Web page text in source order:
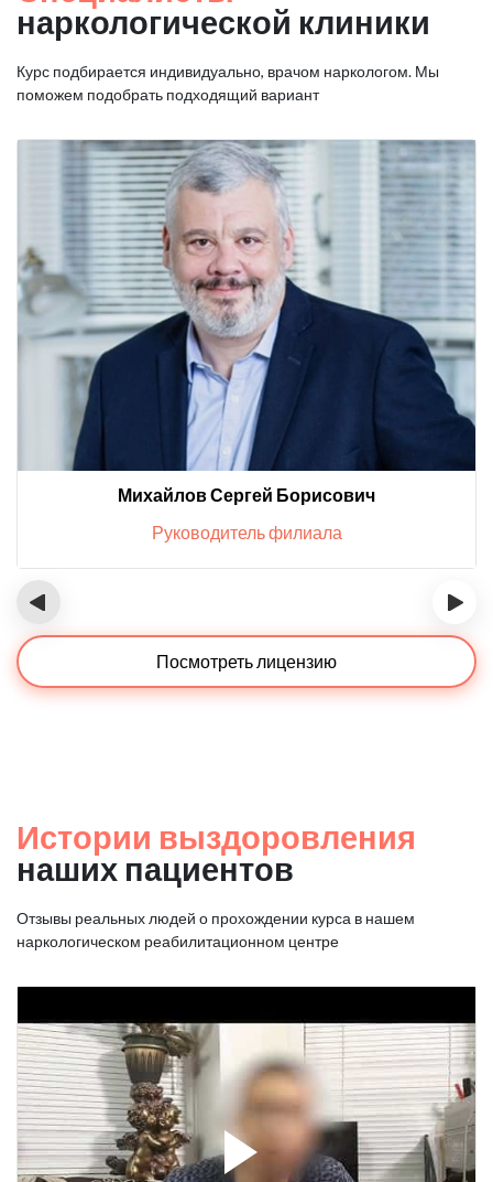
наркологической клиники
Курс подбирается индивидуально, врачом наркологом. Мы
поможем подобрать подходящий вариант
Михайлов Сергей Борисович
Руководитель филиала
‹ ›
Посмотреть лицензию
Истории выздоровления
наших пациентов
Отзывы реальных людей о прохождении курса в нашем
наркологическом реабилитационном центре